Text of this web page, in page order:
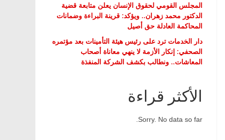
المجلس القومي لحقوق الإنسان يعلن متابعة قضية
الدكتور محمد زهران.. ويؤكد: قرينة البراءة وضمانات
المحاكمة العادلة حق أصيل
دار الخدمات ترد على رئيس هيئة التأمينات بعد مؤتمره
الصحفي: إنكار الأزمة لا ينهي معاناة أصحاب
المعاشات.. ونطالب بكشف الشركة المنفذة
الأكثر قراءة
Sorry. No data so far.